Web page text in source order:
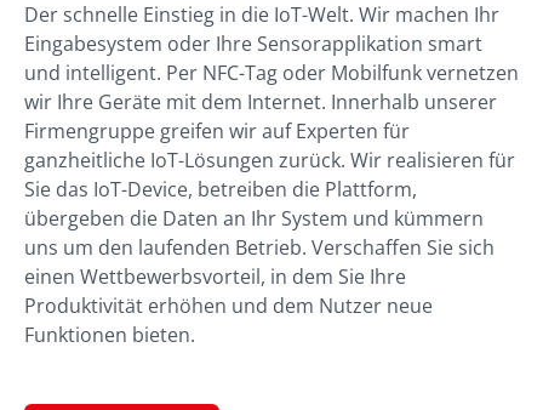
Der schnelle Einstieg in die IoT-Welt. Wir machen Ihr
Eingabesystem oder Ihre Sensorapplikation smart
und intelligent. Per NFC-Tag oder Mobilfunk vernetzen
wir Ihre Geräte mit dem Internet. Innerhalb unserer
Firmengruppe greifen wir auf Experten für
ganzheitliche IoT-Lösungen zurück. Wir realisieren für
Sie das IoT-Device, betreiben die Plattform,
übergeben die Daten an Ihr System und kümmern
uns um den laufenden Betrieb. Verschaffen Sie sich
einen Wettbewerbsvorteil, in dem Sie Ihre
Produktivität erhöhen und dem Nutzer neue
Funktionen bieten.